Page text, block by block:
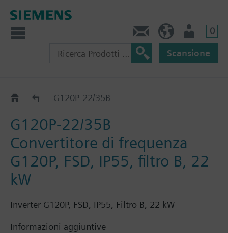
0
Scansione
G120P..5BG120P-22/35B
G120P-22/35B
Convertitore di frequenza
G120P, FSD, IP55, filtro B, 22
kW
Inverter G120P, FSD, IP55, Filtro B, 22 kW
Informazioni aggiuntive